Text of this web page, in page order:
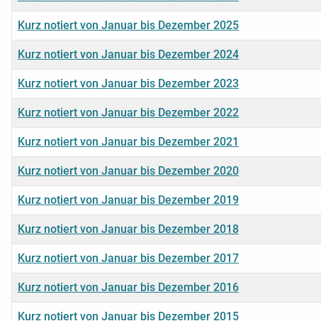
Kurz notiert von Januar bis Dezember 2025
Kurz notiert von Januar bis Dezember 2024
Kurz notiert von Januar bis Dezember 2023
Kurz notiert von Januar bis Dezember 2022
Kurz notiert von Januar bis Dezember 2021
Kurz notiert von Januar bis Dezember 2020
Kurz notiert von Januar bis Dezember 2019
Kurz notiert von Januar bis Dezember 2018
Kurz notiert von Januar bis Dezember 2017
Kurz notiert von Januar bis Dezember 2016
Kurz notiert von Januar bis Dezember 2015